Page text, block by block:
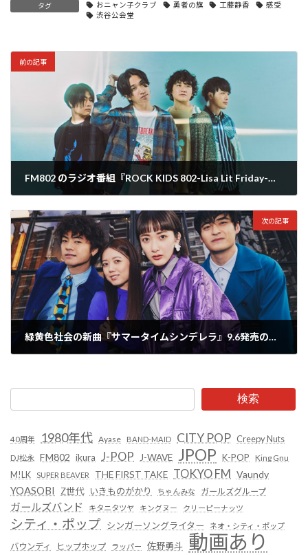
タグ おニャン子クラブ 勇者の旗 工藤静香
感受
渋谷公会堂
前の記事
FM802 のラジオ番組『ROCK KIDS 802-Lisa Lit Friday-』公開収録にリスナー100組200名ご招待！ゲストはマカロニえんぴつのはっとり
次の記事
緑黄色社会の新曲『サマータイムシンデレラ』9.6発売の初回生産限定盤Blu-ray情報と『Starry Drama』ライブ映像が公開！
検索
40周年 1980年代 Ayase BAND-MAID CITY POP Creepy Nuts
DJ松永 FM802 ikura J-POP J-WAVE JPOP K-POP
King Gnu
M!LK
SUPER BEAVER THE FIRST TAKE TOKYO FM Vaundy
YOASOBI Z世代 いきものがかり ちゃんみな ガールズグループ
ガールズバンド キタニタツヤ キングヌー クリーピーナッツ
シティ・ポップ シンガーソングライター ネオ・シティ・ポップ
バウンディ ヒップホップ ラッパー 佐野勇斗 動画あり